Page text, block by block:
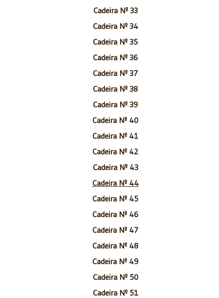
Cadeira Nº 33
Cadeira Nº 34
Cadeira Nº 35
Cadeira Nº 36
Cadeira Nº 37
Cadeira Nº 38
Cadeira Nº 39
Cadeira Nº 40
Cadeira Nº 41
Cadeira Nº 42
Cadeira Nº 43
Cadeira Nº 44
Cadeira Nº 45
Cadeira Nº 46
Cadeira Nº 47
Cadeira Nº 48
Cadeira Nº 49
Cadeira Nº 50
Cadeira Nº 51